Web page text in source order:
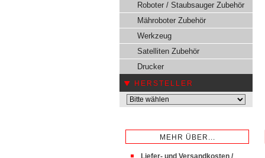
Roboter / Staubsauger Zubehör
Mähroboter Zubehör
Werkzeug
Satelliten Zubehör
Drucker
HERSTELLER
MEHR ÜBER...
Liefer- und Versandkosten /